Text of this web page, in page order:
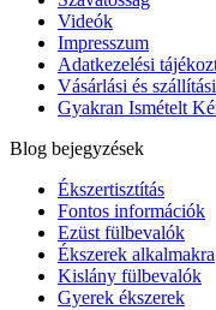
Videók
Impresszum
Adatkezelési
Vásárlási és
Gyakran Ismételt
Blog bejegyzések
Ékszertisztítás
Fontos információk
Ezüst fülbevalók
Ékszerek alkalmakra
Kislány fülbevalók
Gyerek ékszerek